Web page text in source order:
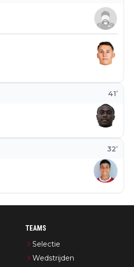
32’
41’
TEAMS
Selectie
Wedstrijden